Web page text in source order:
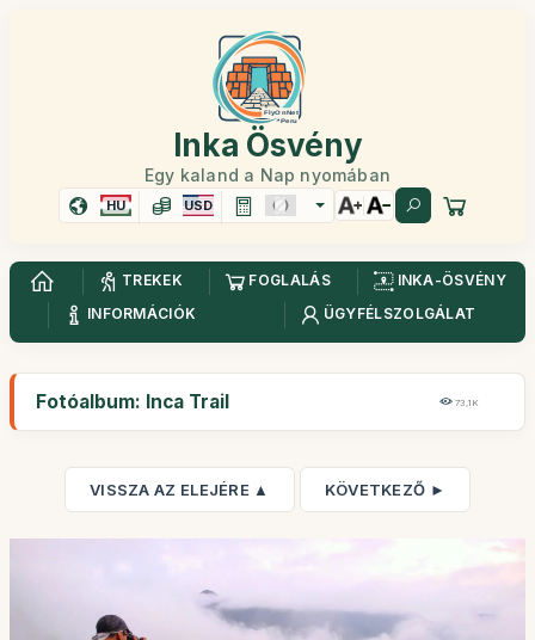
Inka Ösvény
Egy kaland a Nap nyomában
HU USD
TREKEK FOGLALÁS
INKA-ÖSVÉNY
INFORMÁCIÓK
ÜGYFÉLSZOLGÁLAT
Fotóalbum: Inca Trail 73,1K
VISSZA AZ ELEJÉRE ▲ KÖVETKEZŐ ►